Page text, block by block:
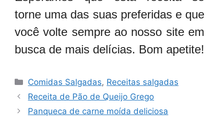
torne uma das suas preferidas e que
você volte sempre ao nosso site em
busca de mais delícias. Bom apetite!
Categorias
Comidas Salgadas, Receitas salgadas
Receita de Pão de Queijo Grego
Panqueca de carne moída deliciosa